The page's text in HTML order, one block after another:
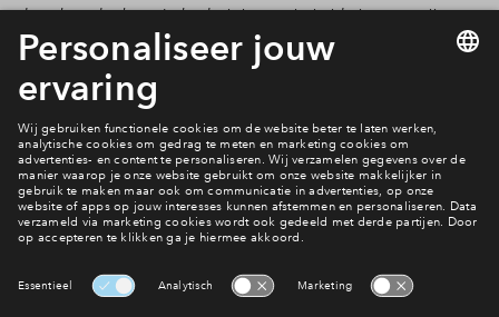
de volgende thema’s: bedreigingen, intimidatie, pesterijen,
discriminatie, misbruik van technologie of diefstal. Bij
dergelijke acties of gedrag tegenover onze medewerkers
neemt BPD passende maatregelen en maken wij melding bij
Benieuwd naar het aanbod
Bekijk de woningen